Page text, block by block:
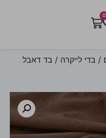
0
/ בדי לייקרה / בד דאבל